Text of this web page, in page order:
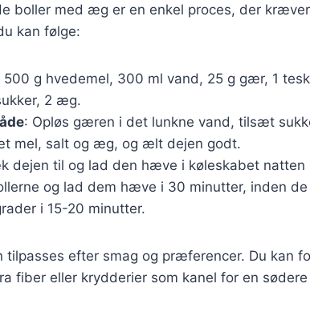
boller med æg er en enkel proces, der
kan følge:
500 g hvedemel, 300 ml vand, 25 g gær, 1
2 æg.
: Opløs gæren i det lunkne vand, tilsæt
mel, salt og æg, og ælt dejen godt.
dejen til og lad den hæve i køleskabet natten
og lad dem hæve i 30 minutter, inden
i 15-20 minutter.
tilpasses efter smag og præferencer. Du kan
fiber eller krydderier som kanel for en